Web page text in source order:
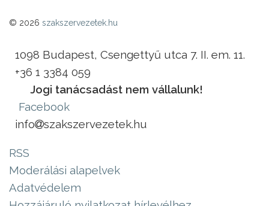
© 2026 szakszervezetek.hu
1098 Budapest, Csengettyű utca 7. II. em. 11.
+36 1 3384 059
Jogi tanácsadást nem vállalunk!
Facebook
info
szakszervezetek.hu
RSS
Moderálási alapelvek
Adatvédelem